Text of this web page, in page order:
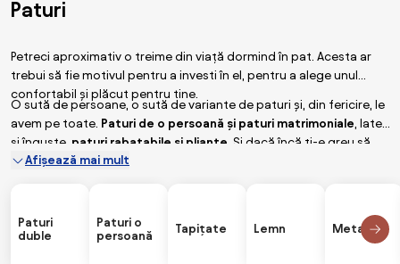
Paturi
Mobilier
Petreci aproximativ o treime din viață dormind în pat. Acesta ar
trebui să fie motivul pentru a investi în el, pentru a alege unul
confortabil și plăcut pentru tine.
O sută de persoane, o sută de variante de paturi și, din fericire, le
avem pe toate. Paturi de o persoană și paturi matrimoniale, late
și înguste, paturi rabatabile și pliante . Și dacă încă ți-e greu să
alegi, nu face nimic. Știm cum să alegem cel mai potrivit pat
Afișează mai mult
Paturi
duble
Paturi o
persoană
Tapițate Lemn Metal